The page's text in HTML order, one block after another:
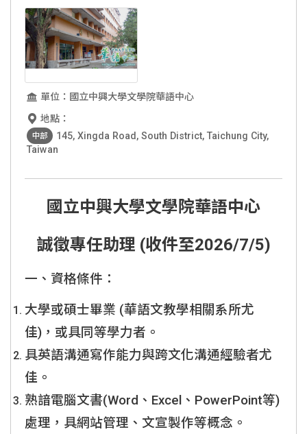
單位：國立中興大學文學院華語中心
地點：
中部
145, Xingda Road, South District, Taichung City,
Taiwan
國立中興大學文學院華語中心
誠徵專任助理 (收件至2026/7/5)
一、資格條件：
大學或碩士畢業 (華語文教學相關系所尤
佳)，或具同等學力者。
具英語溝通寫作能力與跨文化溝通經驗者尤
佳。
熟諳電腦文書(Word、Excel、PowerPoint等)
處理，具網站管理、文宣製作等概念。